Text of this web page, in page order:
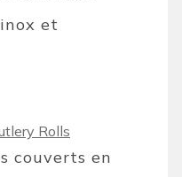
et
Rolls
couverts en